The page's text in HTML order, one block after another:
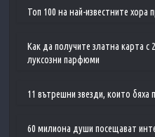
Топ 100 на най-известните хора
Как да получите златна карта с
луксозни парфюми
11 вътрешни звезди, които бяха
60 милиона души посещават